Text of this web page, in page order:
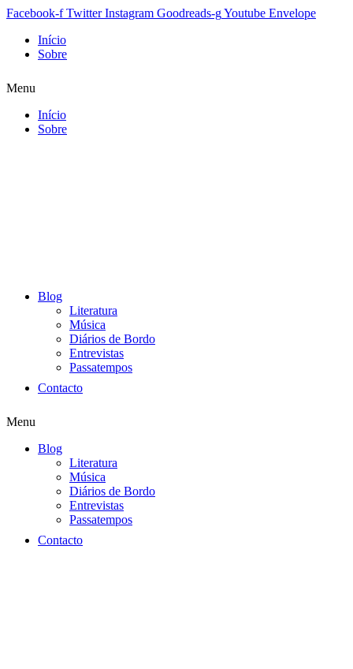
Facebook-f Twitter Instagram Goodreads-gYoutube Envelope
Início
Sobre
Menu
Início
Sobre
Blog
Literatura
Música
Diários de Bordo
Entrevistas
Passatempos
Contacto
Menu
Blog
Literatura
Música
Diários de Bordo
Entrevistas
Passatempos
Contacto